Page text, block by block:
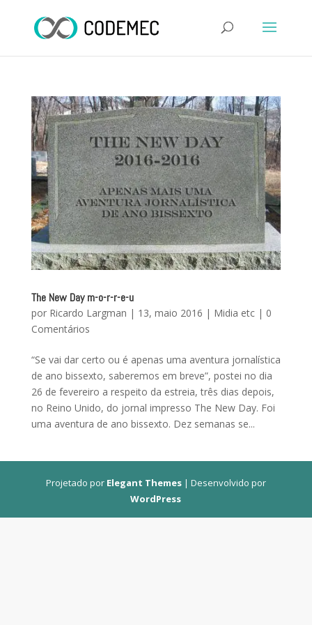
The New Day m-o-r-r-e-u
por Ricardo Largman | 13, maio 2016 | Midia etc| 0
Comentários
“Se vai dar certo ou é apenas uma aventura jornalística
de ano bissexto, saberemos em breve”, postei no dia
26 de fevereiro a respeito da estreia, três dias depois,
no Reino Unido, do jornal impresso The New Day. Foi
uma aventura de ano bissexto. Dez semanas se...
Projetado por Elegant Themes| Desenvolvido por
WordPress